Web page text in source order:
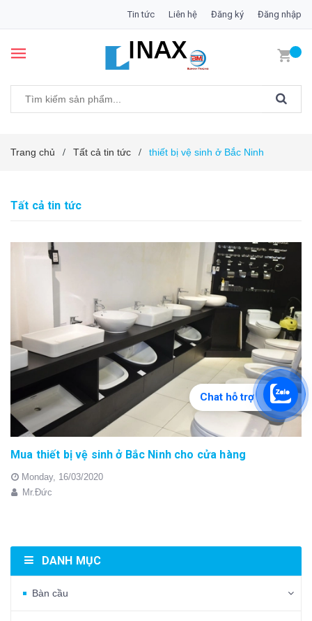
Tin tức Liên hệ Đăng ký Đăng nhập
Trang chủ / Tất cả tin tức / thiết bị vệ sinh ở Bắc Ninh
Tất cả tin tức
Mua thiết bị vệ sinh ở Bắc Ninh cho cửa hàng
Monday, 16/03/2020
Mr.Đức
DANH MỤC
Bàn cầu
Chat hỗ trợ